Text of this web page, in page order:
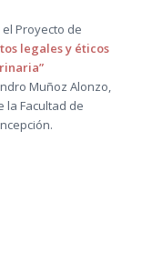
Proyecto de
legales y éticos
Muñoz Alonzo,
la Facultad de